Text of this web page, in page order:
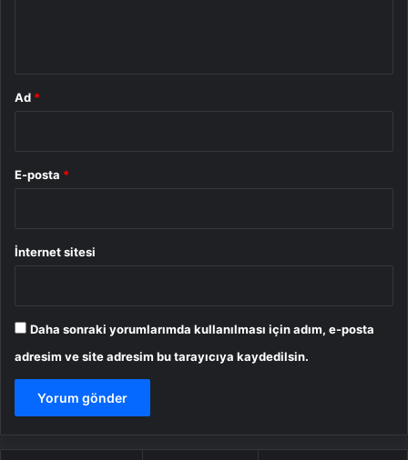
Ad *
E-posta *
İnternet sitesi
Daha sonraki yorumlarımda kullanılması için adım, e-posta
adresim ve site adresim bu tarayıcıya kaydedilsin.